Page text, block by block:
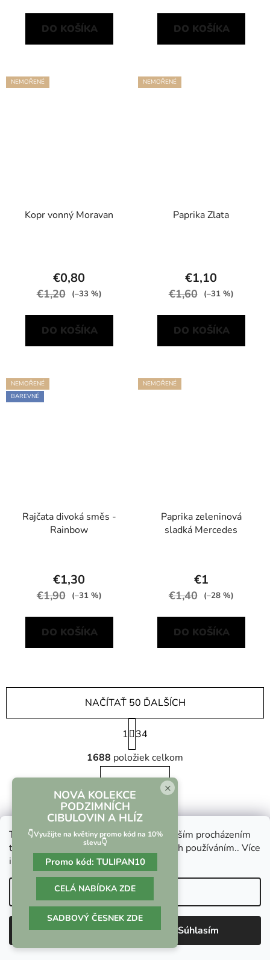
Tento web používá soubory cookie. Dalším procházením
tohoto webu vyjadřujete souhlas s jejich používáním.. Více
informacízde.
Nastavenie
Odmietnuť Súhlasím
DO KOŠÍKA DO KOŠÍKA
NEMOŘENÉ
Kopr vonný Moravan
€0,80
€1,20 (–33 %)
DO KOŠÍKA
NEMOŘENÉ
Paprika Zlata
€1,10
€1,60 (–31 %)
DO KOŠÍKA
NEMOŘENÉ
BAREVNÉ
Rajčata divoká směs -
Rainbow
€1,30
€1,90 (–31 %)
DO KOŠÍKA
NEMOŘENÉ
Paprika zeleninová
sladká Mercedes
€1
€1,40 (–28 %)
DO KOŠÍKA
O
v
l
á
d
a
c
i
e
p
r
v
k
y
v
ý
NAČÍTAŤ 50 ĎALŠÍCH
S
t
r
á
n
k
o
v
a
n
i
1
34
1688 položiek celkom
HORE
Z
Kontakt
shop@scrptd.com
226 886 369
×
NOVÁ KOLEKCE
PODZIMNÍCH
CIBULOVIN A HLÍZ
👇Využijte na květiny promo kód na 10%
slevu👇
Promo kód: TULIPAN10
CELÁ NABÍDKA ZDE
SADBOVÝ ČESNEK ZDE